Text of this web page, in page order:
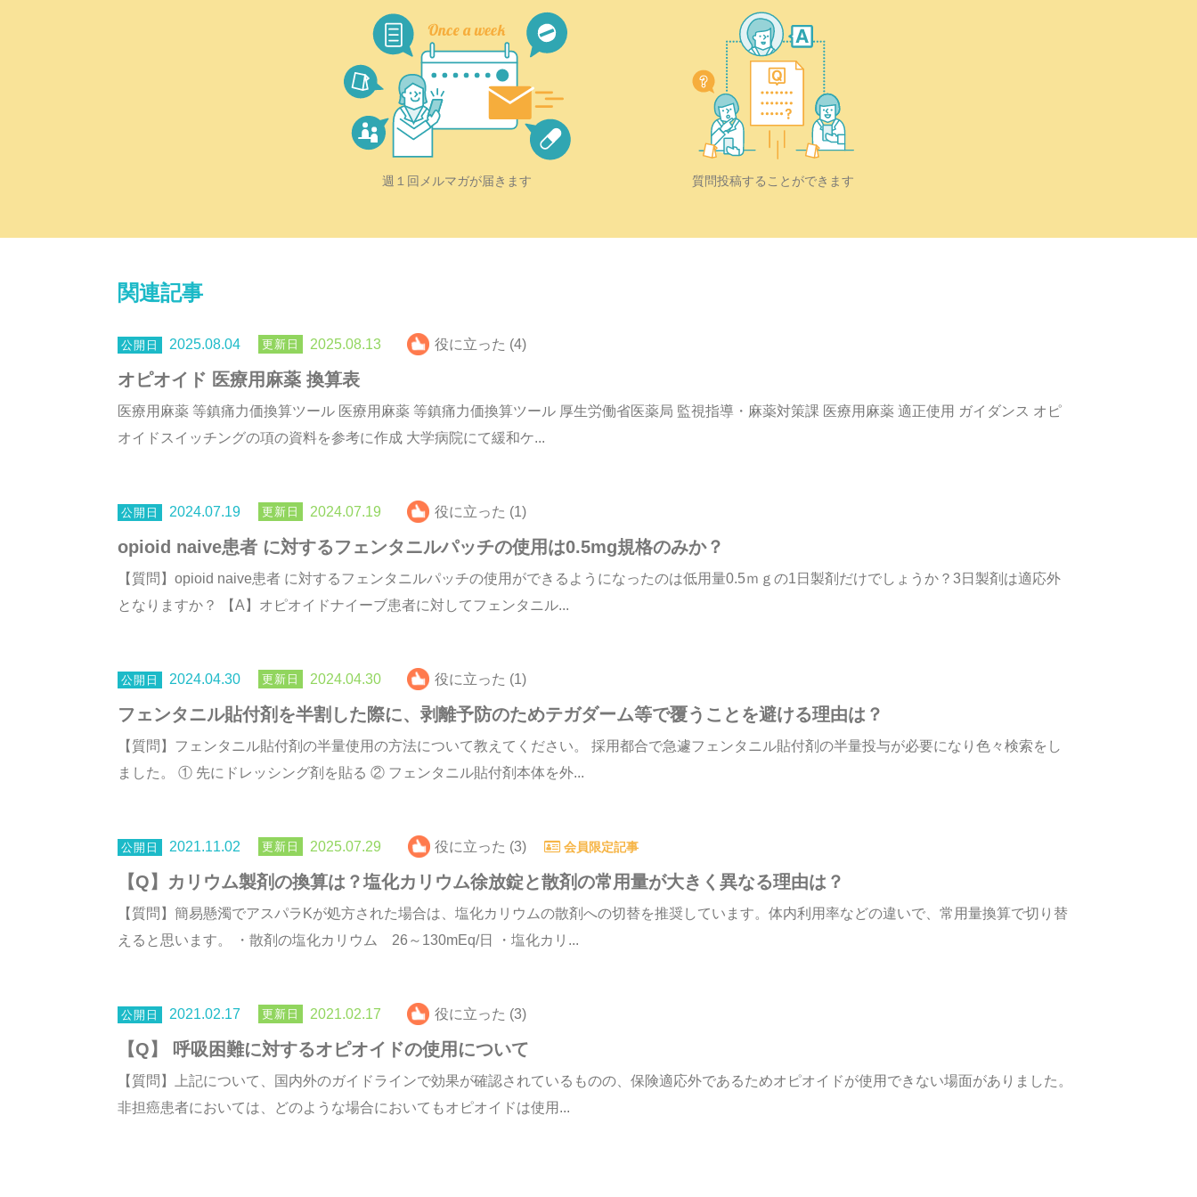
週１回メルマガが届きます 質問投稿することができます
関連記事
2025.08.04 2025.08.13 役に立った (4)
オピオイド 医療用麻薬 換算表
医療用麻薬 等鎮痛力価換算ツール 医療用麻薬 等鎮痛力価換算ツール 厚生労働省医薬局 監視指導・麻薬対策課 医療用麻薬 適正使用 ガイダンス オピ
オイドスイッチングの項の資料を参考に作成 大学病院にて緩和ケ...
2024.07.19 2024.07.19 役に立った (1)
opioid naive患者 に対するフェンタニルパッチの使用は0.5mg規格のみか？
【質問】opioid naive患者 に対するフェンタニルパッチの使用ができるようになったのは低用量0.5ｍｇの1日製剤だけでしょうか？3日製剤は適応外
となりますか？ 【A】オピオイドナイーブ患者に対してフェンタニル...
2024.04.30 2024.04.30 役に立った (1)
フェンタニル貼付剤を半割した際に、剥離予防のためテガダーム等で覆うことを避ける理由は？
【質問】フェンタニル貼付剤の半量使用の方法について教えてください。 採用都合で急遽フェンタニル貼付剤の半量投与が必要になり色々検索をし
ました。 ① 先にドレッシング剤を貼る ② フェンタニル貼付剤本体を外...
2021.11.02 2025.07.29 役に立った (3) 会員限定記事
【Q】カリウム製剤の換算は？塩化カリウム徐放錠と散剤の常用量が大きく異なる理由は？
【質問】簡易懸濁でアスパラKが処方された場合は、塩化カリウムの散剤への切替を推奨しています。体内利用率などの違いで、常用量換算で切り替
えると思います。 ・散剤の塩化カリウム 26～130mEq/日 ・塩化カリ...
2021.02.17 2021.02.17 役に立った (3)
【Q】 呼吸困難に対するオピオイドの使用について
【質問】上記について、国内外のガイドラインで効果が確認されているものの、保険適応外であるためオピオイドが使用できない場面がありました。
非担癌患者においては、どのような場合においてもオピオイドは使用...